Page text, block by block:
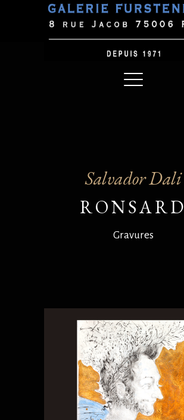
Salvador Dali
RONSARD
Gravures